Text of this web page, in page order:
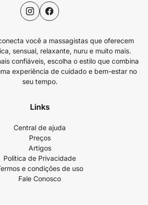
você a massagistas que oferecem
sensual, relaxante, nuru e muito mais.
confiáveis, escolha o estilo que combina
experiência de cuidado e bem-estar no
seu tempo.
Links
Central de ajuda
Preços
Artigos
Política de Privacidade
e condições de uso
Fale Conosco